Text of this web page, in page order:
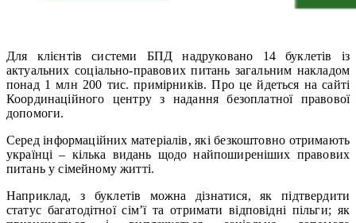
Для клієнтів системи БПД надруковано 14 буклетів із
актуальних соціально-правових питань загальним накладом
понад 1 млн 200 тис. примірників. Про це йдеться на сайті
Координаційного центру з надання безоплатної правової
допомоги.
Серед інформаційних матеріалів, які безкоштовно отримають
українці – кілька видань щодо найпоширеніших правових
питань у сімейному житті.
Наприклад, з буклетів можна дізнатися, як підтвердити
статус багатодітної сім’ї та отримати відповідні пільги; як